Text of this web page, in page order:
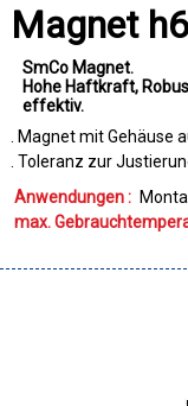
Magnet
SmCo Magnet
Hohe Haftkraft
effektiv
. Magnet mit Gehäuse
. Toleranz zur
Anwendungen :
max.